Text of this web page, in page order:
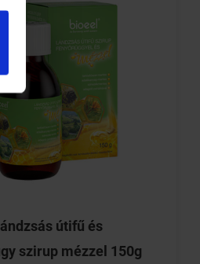
útifű és
szirup mézzel 150g